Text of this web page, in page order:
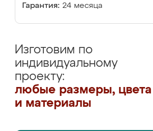
Гарантия: 24 месяца
Изготовим по
индивидуальному
проекту:
любые размеры, цвета
и материалы